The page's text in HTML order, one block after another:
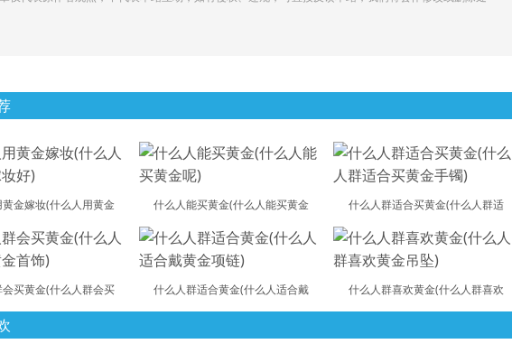
金嫁妆(什么人用黄金 什么人能买黄金(什么人能买黄金 什么人群适合买黄金(什么人群适
买黄金(什么人群会买 什么人群适合黄金(什么人适合戴 什么人群喜欢黄金(什么人群喜欢